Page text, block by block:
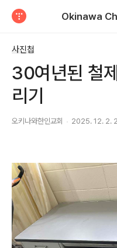
사진첩
30여년된 철
리기
오키나와한인교회 2025. 12. 2.